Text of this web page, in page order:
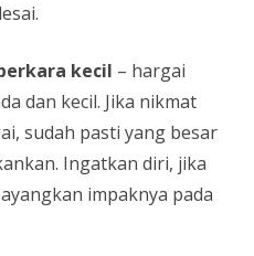
kecil – hargai
dan kecil. Jika nikmat
sudah pasti yang besar
Ingatkan diri, jika
impaknya pada